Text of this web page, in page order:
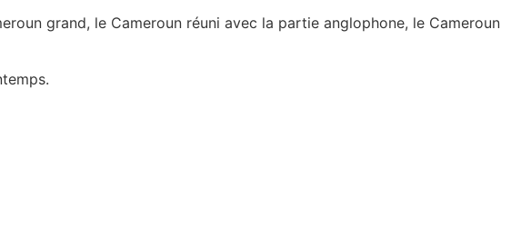
grand, le Cameroun réuni avec la partie anglophone, le Cameroun